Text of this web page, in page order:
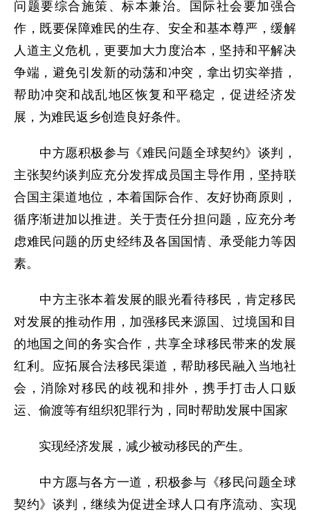
问题要综合施策、标本兼治。国际社会要加强合
作，既要保障难民的生存、安全和基本尊严，缓解
人道主义危机，更要加大力度治本，坚持和平解决
争端，避免引发新的动荡和冲突，拿出切实举措，
帮助冲突和战乱地区恢复和平稳定，促进经济发
展，为难民返乡创造良好条件。
中方愿积极参与《难民问题全球契约》谈判，
主张契约谈判应充分发挥成员国主导作用，坚持联
合国主渠道地位，本着国际合作、友好协商原则，
循序渐进加以推进。关于责任分担问题，应充分考
虑难民问题的历史经纬及各国国情、承受能力等因
素。
中方主张本着发展的眼光看待移民，肯定移民
对发展的推动作用，加强移民来源国、过境国和目
的地国之间的务实合作，共享全球移民带来的发展
红利。应拓展合法移民渠道，帮助移民融入当地社
会，消除对移民的歧视和排外，携手打击人口贩
运、偷渡等有组织犯罪行为，同时帮助发展中国家
实现经济发展，减少被动移民的产生。
中方愿与各方一道，积极参与《移民问题全球
契约》谈判，继续为促进全球人口有序流动、实现